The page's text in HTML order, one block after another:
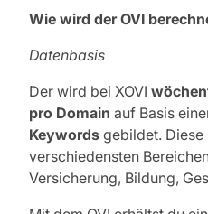
Wie wird der OVI
Datenbasis
Der wird bei XOVI
pro Domain auf Basis
Keywords gebildet. Diese
verschiedensten
Versicherung, Bildung,